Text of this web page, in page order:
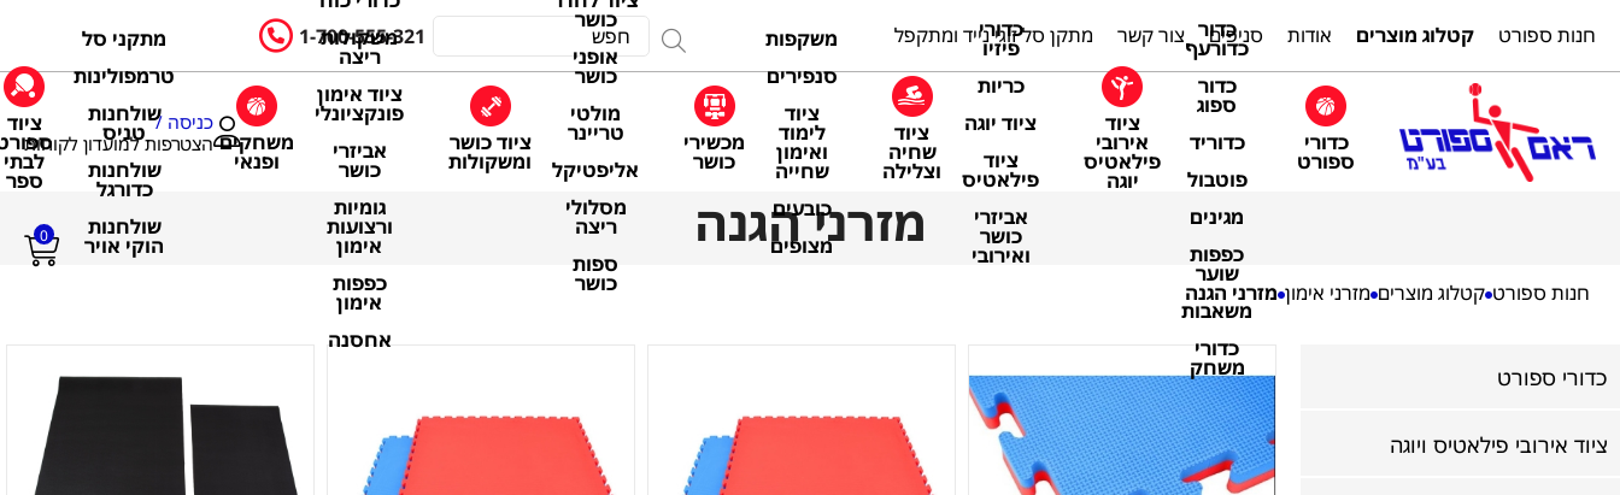
חנות ספורט קטלוג מוצרים אודות סניפים צור קשר מתקן סל זוגי נייד ומתקפל 1-700-555-321
כדורי
ספורט
כדור
כדורעף
כדור
ספוג
כדוריד
פוטבול
מגינים
כפפות
שוער
משאבות
כדורי
משחק
ציוד
אירובי
פילאטיס
יוגה
כדורי
פיזיו
כריות
ציוד יוגה
ציוד
פילאטיס
אביזרי
כושר
ואירובי
ציוד
שחיה
וצלילה
משקפות
סנפירים
ציוד
לימוד
ואימון
שחייה
כובעים
מצופים
מכשירי
כושר
כושר
אופני
כושר
מולטי
טריינר
אליפטיקל
מסלולי
ריצה
ספות
כושר
ציוד כושר
ומשקולות
משקולות
ריצה
ציוד אימון
פונקציונלי
אביזרי
כושר
גומיות
ורצועות
אימון
כפפות
אימון
אחסנה
משחקים
ופנאי
מתקני סל
טרמפולינות
שולחנות
טניס
שולחנות
כדורגל
שולחנות
הוקי אויר
ציוד
לבתי
ספר
כניסה /
הצטרפות למועדון לקוחות
0 מזרני הגנה
חנות ספורט קטלוג מוצרים מזרני אימון מזרני הגנה
כדורי ספורט
ציוד אירובי פילאטיס ויוגה